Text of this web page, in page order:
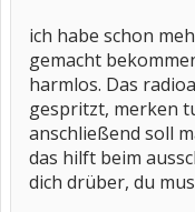
ich habe schon
gemacht
harmlos. Das
gespritzt, merken
anschließend soll
das hilft beim
dich drüber, du